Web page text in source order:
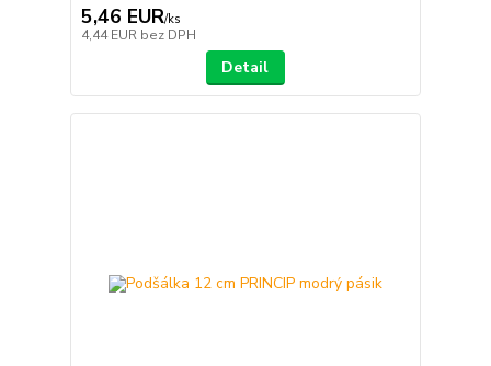
5,46 EUR/ks
4,44 EUR bez DPH
Detail